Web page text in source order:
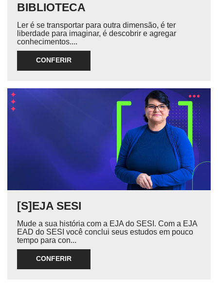
BIBLIOTECA
Ler é se transportar para outra dimensão, é ter
liberdade para imaginar, é descobrir e agregar
conhecimentos....
CONFERIR
[S]EJA SESI
Mude a sua história com a EJA do SESI. Com a EJA
EAD do SESI você conclui seus estudos em pouco
tempo para con...
CONFERIR